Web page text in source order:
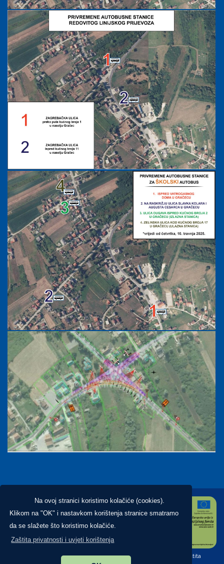
Na ovoj stranici koristimo kolačiće (cookies).
Klikom na "OK" i nastavkom korištenja stranice smatramo
da se slažete što koristimo kolačiće.
Zaštita privatnosti i uvjeti korištenja
Copyright ©2026. Općina Brckovljani, All Rights Reserved |
Zaštita